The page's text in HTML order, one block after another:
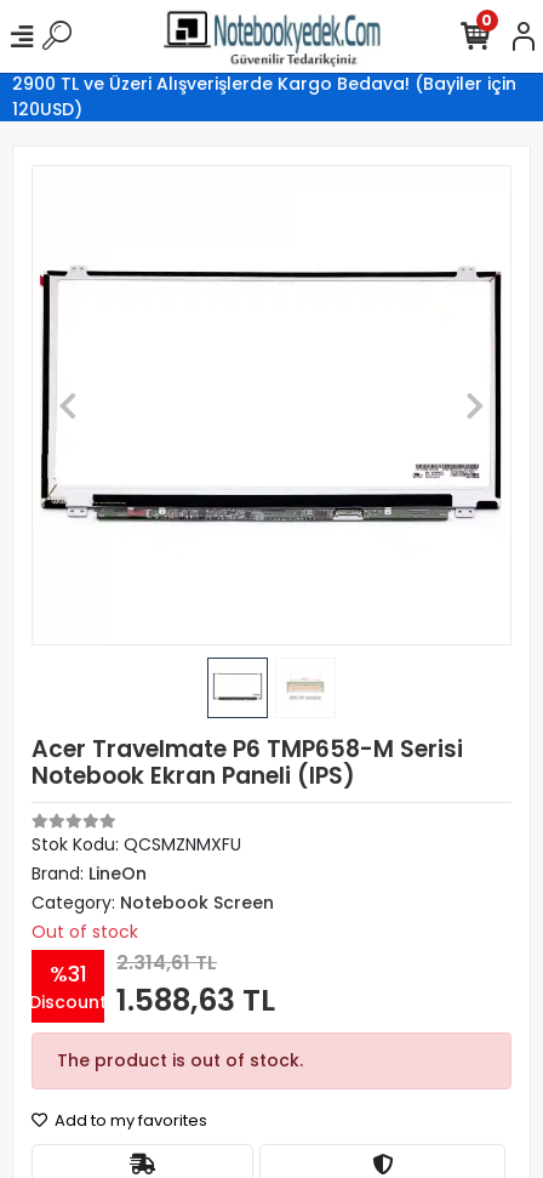
2900 TL ve Üzeri Alışverişlerde Kargo Bedava! (Bayiler için
120USD)
0
Acer Travelmate P6 TMP658-M Serisi
Notebook Ekran Paneli (IPS)
Stok Kodu: QCSMZNMXFU
Brand: LineOn
Category: Notebook Screen
Out of stock
%31
Discount
2.314,61 TL
1.588,63 TL
The product is out of stock.
Add to my favorites